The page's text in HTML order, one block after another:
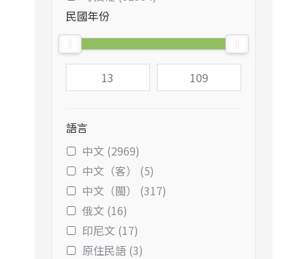
民國年份
語言
中文 (2969)
中文（客） (5)
中文（閩） (317)
俄文 (16)
印尼文 (17)
原住民語 (3)